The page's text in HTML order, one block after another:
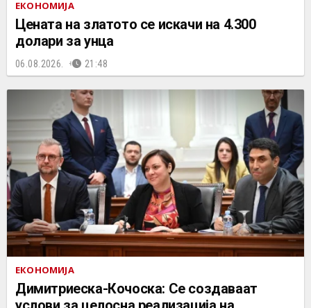
ЕКОНОМИЈА
Цената на златото се искачи на 4.300
долари за унца
06.08.2026. 21:48
ЕКОНОМИЈА
Димитриеска-Кочоска: Се создаваат